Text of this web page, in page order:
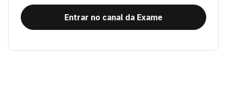
Entrar no canal da Exame